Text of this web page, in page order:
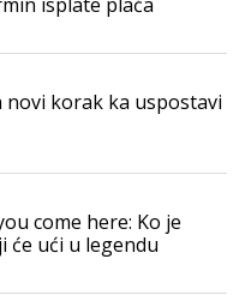
novi korak ka uspostavi
come here: Ko je
će ući u legendu